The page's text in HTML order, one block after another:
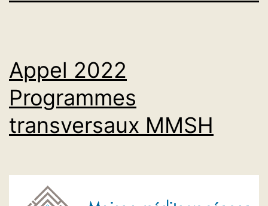
Appel 2022
Programmes
transversaux MMSH